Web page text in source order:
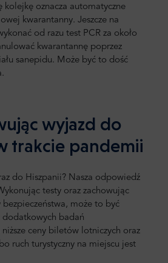
kolejkę oznacza automatyczne
kwarantanny. Jeszcze na
od razu test PCR za około
kwarantannę poprzez
sanepidu. Może być to dość
wyjazd do
trakcie pandemii
do Hiszpanii? Nasza odpowiedź
testy oraz zachowując
może to być
dodatkowych badań
ceny biletów lotniczych oraz
ruch turystyczny na miejscu jest